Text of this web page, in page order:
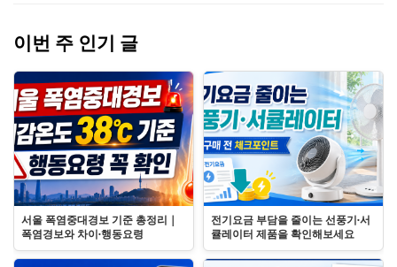
이번 주 인기 글
서울 폭염중대경보 기준 총정리｜
폭염경보와 차이·행동요령
전기요금 부담을 줄이는 선풍기·서
큘레이터 제품을 확인해보세요